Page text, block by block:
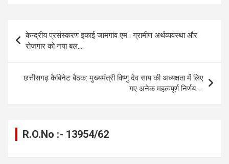
ce
b
o
o
k
se
n
g
er
at
A
p
p
e
a
m
ail py
Li
n
k
ar
Post
navigation
केन्द्रीय प्रसंस्करण इकाई जामगांव एम : ग्रामीण अर्थव्यवस्था और
रोजगार को नया बल….
छत्तीसगढ़ कैबिनेट बैठक: मुख्यमंत्री विष्णु देव साय की अध्यक्षता में लिए
गए अनेक महत्वपूर्ण निर्णय…..
R.O.No :- 13954/62